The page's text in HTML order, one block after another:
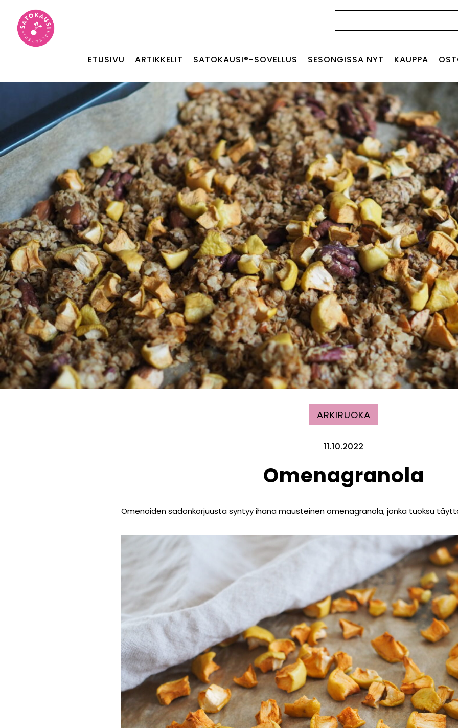
ETUSIVU ARTIKKELIT SATOKAUSI®-SOVELLUS SESONGISSA NYT KAUPPA
ARKIRUOKA
11.10.2022
Omenagranola
Omenoiden sadonkorjuusta syntyy ihana mausteinen omenagranola, jonka tuoksu